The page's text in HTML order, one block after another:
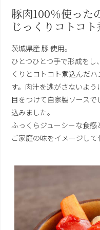
豚肉100％使った
じっくりコトコ
茨城県産 豚 使用。
ひとつひとつ手で形成をし
くりとコトコト煮込んだハ
す。肉汁を逃がさないよう
目をつけて自家製ソースで
込みました。
ふっくらジューシーな食
ご家庭の味をイメージして